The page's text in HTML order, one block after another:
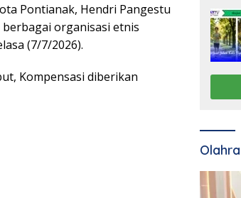
Pontianak, Hendri Pangestu
organisasi etnis
(7/7/2026).
Kompensasi diberikan